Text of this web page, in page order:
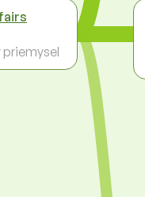
priemysel